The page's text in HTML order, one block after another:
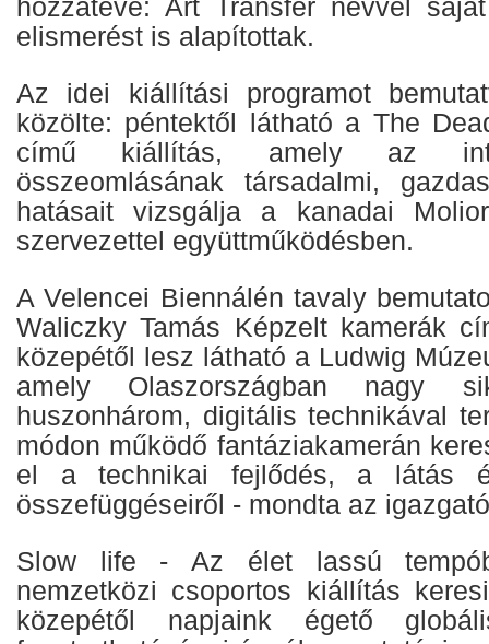
hozzátéve: Art Transfer névvel
elismerést is alapítottak.
Az idei kiállítási programot
közölte: péntektől látható a The
című kiállítás, amely az
összeomlásának társadalmi,
hatásait vizsgálja a kanadai
szervezettel együttműködésben.
A Velencei Biennálén tavaly
Waliczky Tamás Képzelt kamerák
közepétől lesz látható a Ludwig
amely Olaszországban nagy
huszonhárom, digitális technikával
módon működő fantáziakamerán
el a technikai fejlődés, a látás
összefüggéseiről - mondta az
Slow life - Az élet lassú
nemzetközi csoportos kiállítás
közepétől napjaink égető